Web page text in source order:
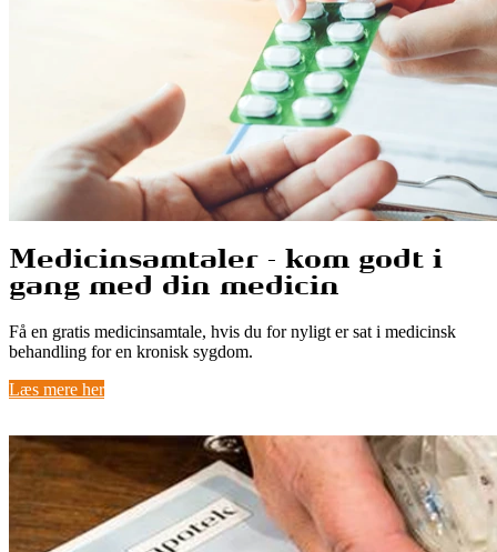
Medicinsamtaler - kom godt i
gang med din medicin
Få en gratis medicinsamtale, hvis du for nyligt er sat i medicinsk
behandling for en kronisk sygdom.
Læs mere her